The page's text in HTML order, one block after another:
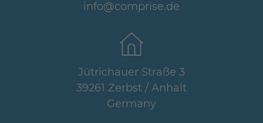
info@comprise.de
Jütrichauer Straße 3
39261 Zerbst / Anhalt
Germany